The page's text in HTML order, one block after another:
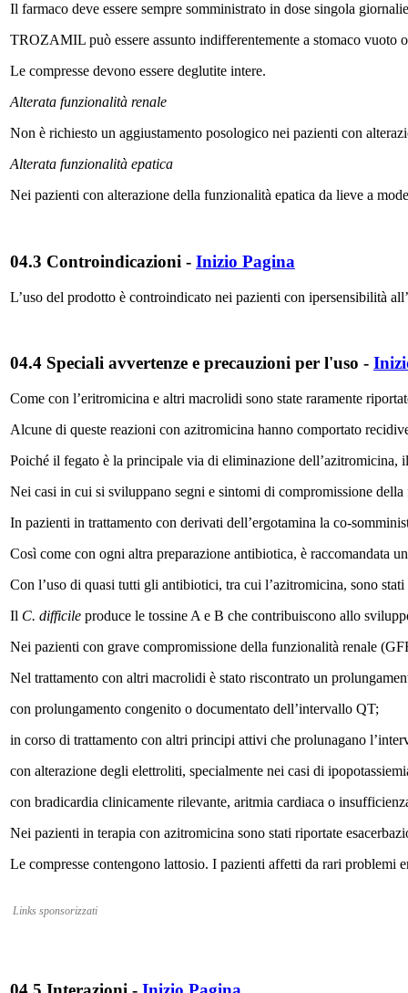
Il farmaco deve essere sempre somministrato in dose singola
TROZAMIL può essere assunto indifferentemente a stomaco vuoto
Le compresse devono essere deglutite intere.
Alterata funzionalità renale
Non è richiesto un aggiustamento posologico nei pazienti con
Alterata funzionalità epatica
Nei pazienti con alterazione della funzionalità epatica da lieve a
04.3 Controindicazioni - Inizio Pagina
L’uso del prodotto è controindicato nei pazienti con ipersensibilità
04.4 Speciali avvertenze e precauzioni per l'uso -
Come con l’eritromicina e altri macrolidi sono state raramente
Alcune di queste reazioni con azitromicina hanno comportato
Poiché il fegato è la principale via di eliminazione dell’azitromicina,
Nei casi in cui si sviluppano segni e sintomi di compromissione
In pazienti in trattamento con derivati dell’ergotamina la co-
Così come con ogni altra preparazione antibiotica, è raccomandata
Con l’uso di quasi tutti gli antibiotici, tra cui l’azitromicina, sono
Il C. difficile produce le tossine A e B che contribuiscono allo
Nei pazienti con grave compromissione della funzionalità renale
Nel trattamento con altri macrolidi è stato riscontrato un
con prolungamento congenito o documentato dell’intervallo QT;
in corso di trattamento con altri principi attivi che prolunagano
con alterazione degli elettroliti, specialmente nei casi di
con bradicardia clinicamente rilevante, aritmia cardiaca o
Nei pazienti in terapia con azitromicina sono stati riportate
Le compresse contengono lattosio. I pazienti affetti da rari problemi
Links sponsorizzati